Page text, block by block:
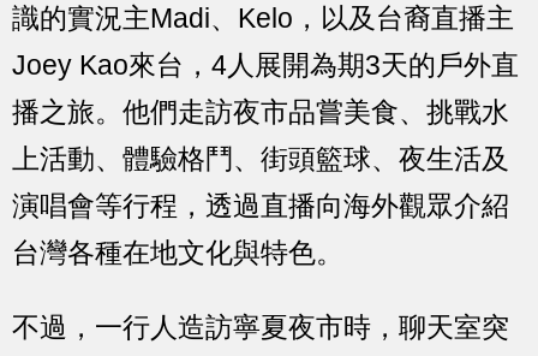
識的實況主Madi、Kelo，以及台裔直播主
Joey Kao來台，4人展開為期3天的戶外直
播之旅。他們走訪夜市品嘗美食、挑戰水
上活動、體驗格鬥、街頭籃球、夜生活及
演唱會等行程，透過直播向海外觀眾介紹
台灣各種在地文化與特色。
不過，一行人造訪寧夏夜市時，聊天室突